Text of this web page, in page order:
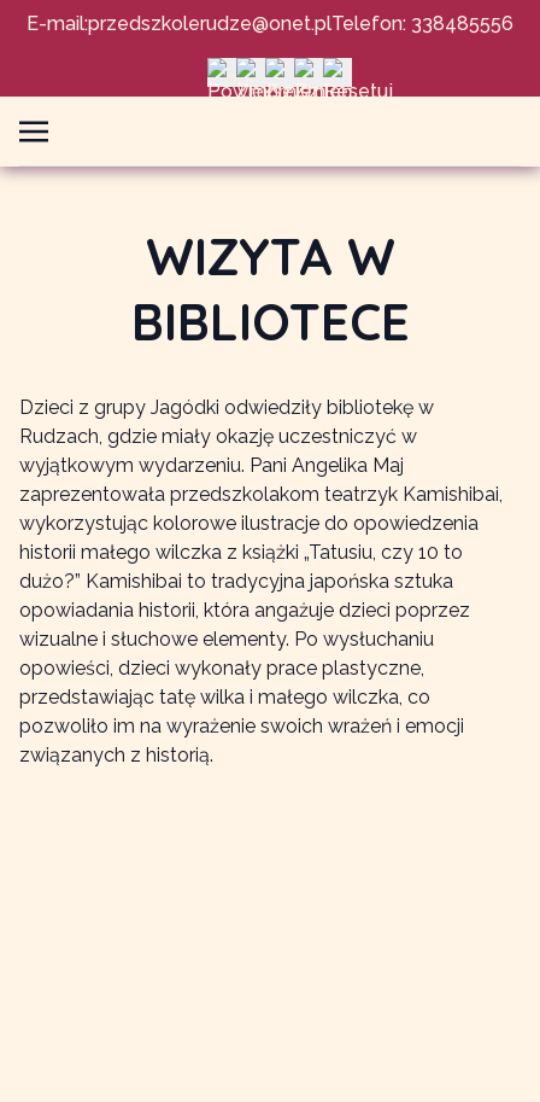
E-mail:przedszkolerudze@onet.plTelefon: 338485556
WIZYTA W
BIBLIOTECE
Dzieci z grupy Jagódki odwiedziły bibliotekę w
Rudzach, gdzie miały okazję uczestniczyć w
wyjątkowym wydarzeniu. Pani Angelika Maj
zaprezentowała przedszkolakom teatrzyk Kamishibai,
wykorzystując kolorowe ilustracje do opowiedzenia
historii małego wilczka z książki „Tatusiu, czy 10 to
dużo?” Kamishibai to tradycyjna japońska sztuka
opowiadania historii, która angażuje dzieci poprzez
wizualne i słuchowe elementy. Po wysłuchaniu
opowieści, dzieci wykonały prace plastyczne,
przedstawiając tatę wilka i małego wilczka, co
pozwoliło im na wyrażenie swoich wrażeń i emocji
związanych z historią.